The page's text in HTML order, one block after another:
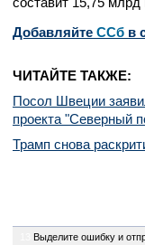
Добавляйте CСб в
ЧИТАЙТЕ ТАКЖЕ:
Посол Швеции
проекта "Северный
Трамп снова
Выделите ошибку и